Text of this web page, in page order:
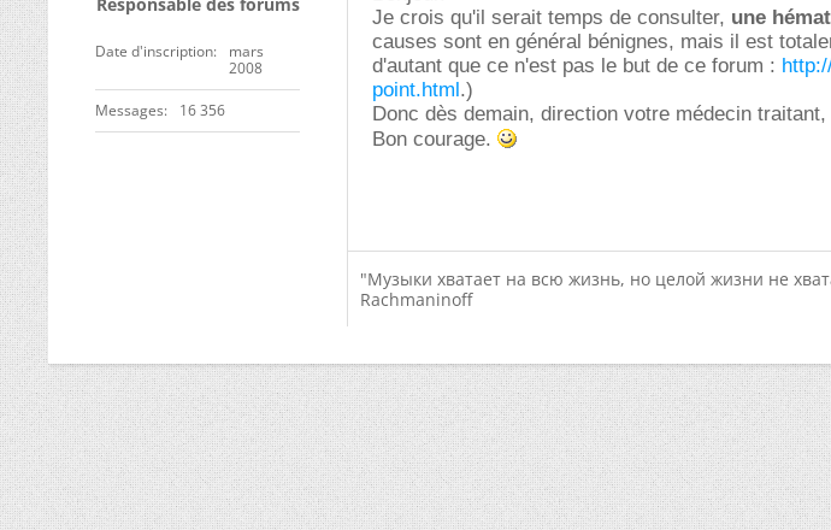
Date d'inscription
mars
2008
Messages 16 356
Je crois qu'il serait temps de consulter, une
causes sont en général bénignes, mais il est
d'autant que ce n'est pas le but de ce forum :
point.html.)
Donc dès demain, direction votre médecin
Bon courage.
"Музыки хватает на всю жизнь, но целой жизни не
Rachmaninoff